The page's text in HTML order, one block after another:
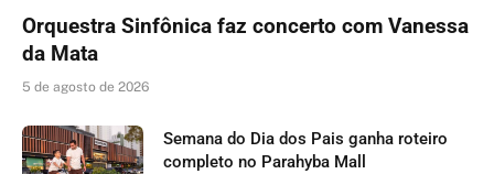
Orquestra Sinfônica faz concerto com Vanessa
da Mata
5 de agosto de 2026
Semana do Dia dos Pais ganha roteiro
completo no Parahyba Mall